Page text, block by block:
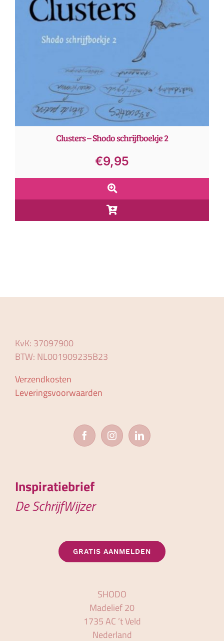
Clusters – Shodo schrijfboekje 2
€9,95
KvK: 37097900
BTW: NL001909235B23
Verzendkosten
Leveringsvoorwaarden
Inspiratiebrief
De SchrijfWijzer
GRATIS AANMELDEN
SHODO
Madelief 20
1735 AC ’t Veld
Nederland